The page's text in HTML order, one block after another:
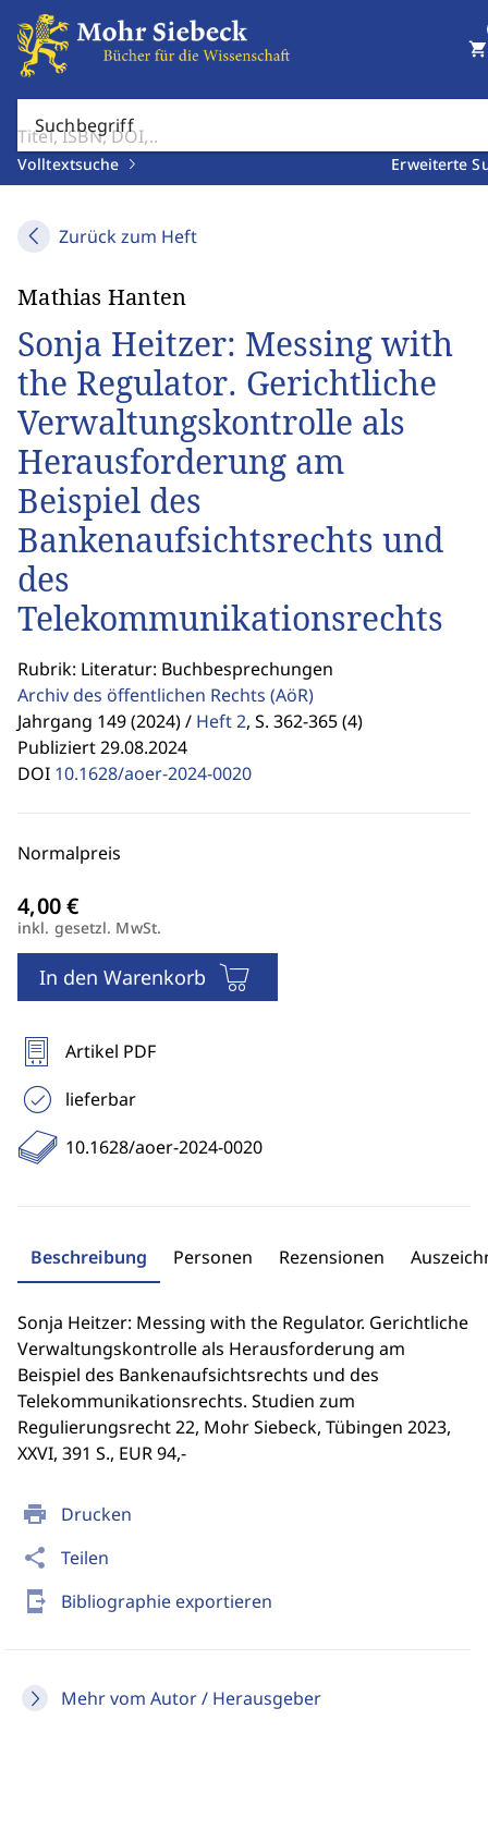
Suchbegriff
Volltextsuche Erweiterte
shopping_cart
Zurück zum Heft
print Drucken
share Teilen
send_to_mobile Bibliographie exportieren
Mehr vom Autor / Herausgeber
Mathias Hanten
Sonja Heitzer: Messing with
the Regulator. Gerichtliche
Verwaltungskontrolle als
Herausforderung am
Beispiel des
Bankenaufsichtsrechts und
des
Telekommunikationsrechts
Rubrik: Literatur: Buchbesprechungen
Archiv des öffentlichen Rechts (AöR)
Jahrgang 149 (2024) / Heft 2, S. 362-365 (4)
Publiziert 29.08.2024
DOI 10.1628/aoer-2024-0020
Normalpreis
inkl. gesetzl. MwSt.
In den Warenkorb
Artikel PDF
lieferbar
10.1628/aoer-2024-0020
Beschreibung Personen Rezensionen
Sonja Heitzer: Messing with the Regulator. Gerichtliche
Verwaltungskontrolle als Herausforderung am
Beispiel des Bankenaufsichtsrechts und des
Telekommunikationsrechts. Studien zum
Regulierungsrecht 22, Mohr Siebeck, Tübingen 2023,
XXVI, 391 S., EUR 94,-